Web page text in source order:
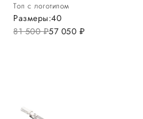
Топ с логотипом
81 500руб.57 050 руб.
Размеры:40